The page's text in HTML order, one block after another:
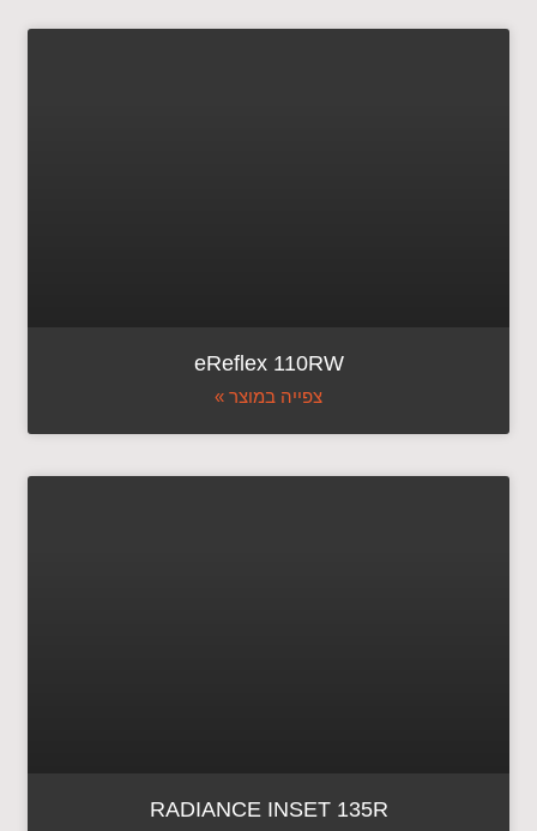
eReflex 110RW
צפייה במוצר »
RADIANCE INSET 135R